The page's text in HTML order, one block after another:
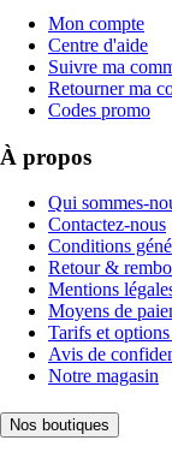
Mon compte
Centre d'aide
Suivre ma
Retourner ma
Codes promo
À propos
Qui sommes-
Contactez-nous
Conditions
Retour &
Mentions
Moyens de
Tarifs et
Avis de
Notre magasin
Nos boutiques